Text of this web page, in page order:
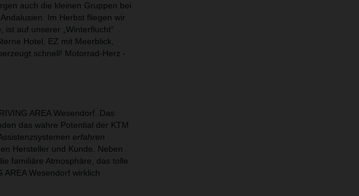
auch die kleinen Gruppen bei
Im Herbst fliegen wir
auf unserer „Winterflucht“
Hotel, EZ mit Meerblick,
schnell! Motorrad-Herz -
AREA Wesendorf. Das
das wahre Potential der KTM
erfahren
Hersteller und Kunde. Neben
familiäre Atmosphäre, das tolle
Wesendorf wirklich